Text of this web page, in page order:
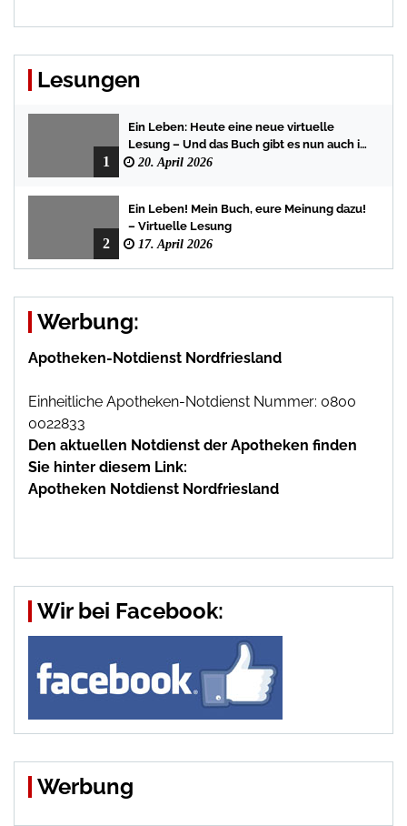
Lesungen
1
Ein Leben: Heute eine neue virtuelle
Lesung – Und das Buch gibt es nun auch in
der Bredstedter Stadtbuchhandlung
20. April 2026
2
Ein Leben! Mein Buch, eure Meinung dazu!
– Virtuelle Lesung
17. April 2026
Werbung:
Apotheken-Notdienst Nordfriesland
Einheitliche Apotheken-Notdienst Nummer: 0800
0022833
Den aktuellen Notdienst der Apotheken finden
Sie hinter diesem Link:
Apotheken Notdienst Nordfriesland
Wir bei Facebook:
Werbung